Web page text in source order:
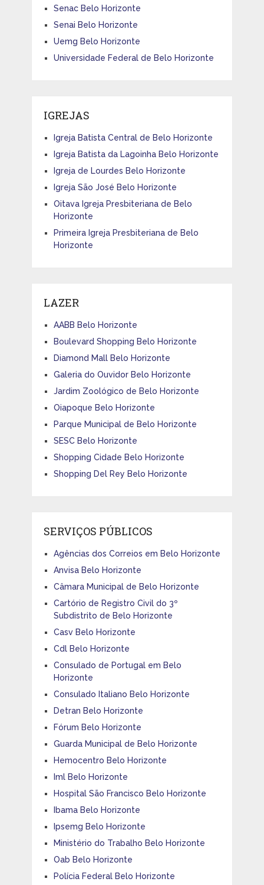
Senac Belo Horizonte
Senai Belo Horizonte
Uemg Belo Horizonte
Universidade Federal de Belo Horizonte
IGREJAS
Igreja Batista Central de Belo Horizonte
Igreja Batista da Lagoinha Belo Horizonte
Igreja de Lourdes Belo Horizonte
Igreja São José Belo Horizonte
Oitava Igreja Presbiteriana de Belo
Horizonte
Primeira Igreja Presbiteriana de Belo
Horizonte
LAZER
AABB Belo Horizonte
Boulevard Shopping Belo Horizonte
Diamond Mall Belo Horizonte
Galeria do Ouvidor Belo Horizonte
Jardim Zoológico de Belo Horizonte
Oiapoque Belo Horizonte
Parque Municipal de Belo Horizonte
SESC Belo Horizonte
Shopping Cidade Belo Horizonte
Shopping Del Rey Belo Horizonte
SERVIÇOS PÚBLICOS
Agências dos Correios em Belo Horizonte
Anvisa Belo Horizonte
Câmara Municipal de Belo Horizonte
Cartório de Registro Civil do 3º
Subdistrito de Belo Horizonte
Casv Belo Horizonte
Cdl Belo Horizonte
Consulado de Portugal em Belo
Horizonte
Consulado Italiano Belo Horizonte
Detran Belo Horizonte
Fórum Belo Horizonte
Guarda Municipal de Belo Horizonte
Hemocentro Belo Horizonte
Iml Belo Horizonte
Hospital São Francisco Belo Horizonte
Ibama Belo Horizonte
Ipsemg Belo Horizonte
Ministério do Trabalho Belo Horizonte
Oab Belo Horizonte
Polícia Federal Belo Horizonte